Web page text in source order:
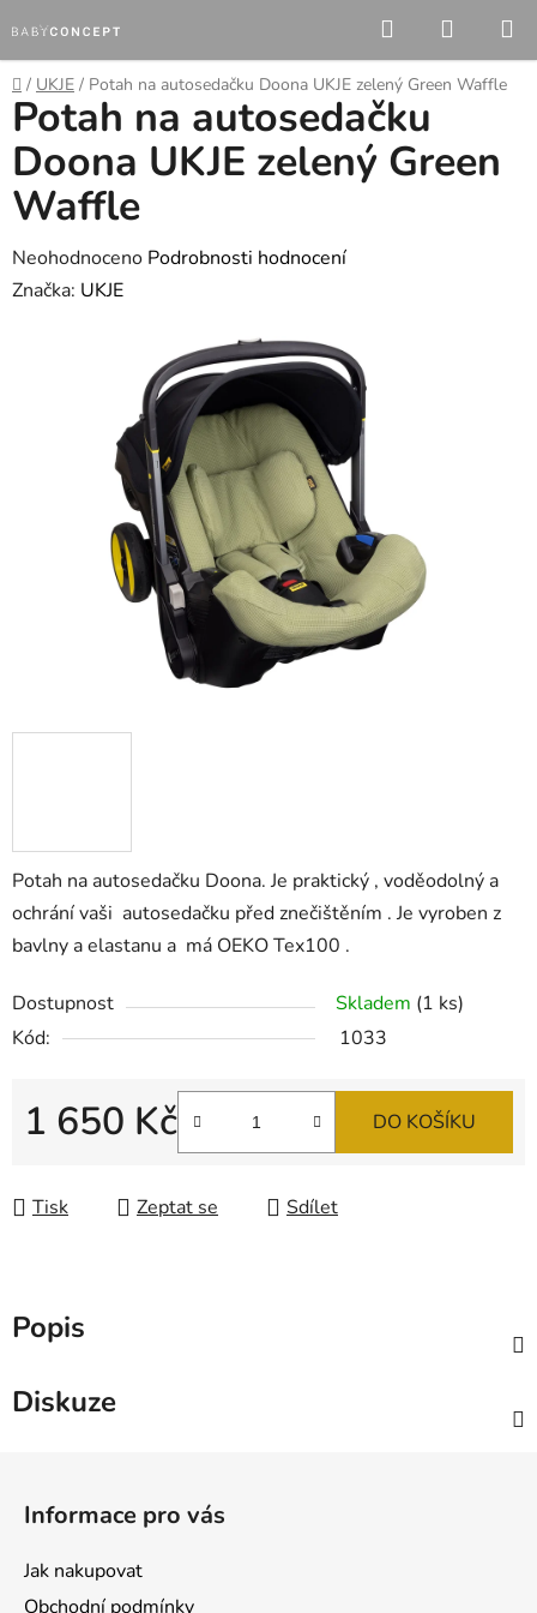
na
obsah
Hledat
KOŠÍK
Domů
/ UKJE / Potah na autosedačku Doona UKJE zelený Green Waffle
Potah na autosedačku Doona. Je praktický , voděodolný a
ochrání vaši autosedačku před znečištěním . Je vyroben z
bavlny a elastanu a má OEKO Tex100 .
Dostupnost Skladem (1 ks)
Kód:
1033
1 650 Kč DO KOŠÍKU
Tisk Zeptat se Sdílet
Potah na autosedačku
Doona UKJE zelený Green
Waffle
Průměrné
hodnocení
Neohodnoceno Podrobnosti hodnocení
Značka: UKJE
Popis
Diskuze
Informace pro vás
Jak nakupovat
Obchodní podmínky